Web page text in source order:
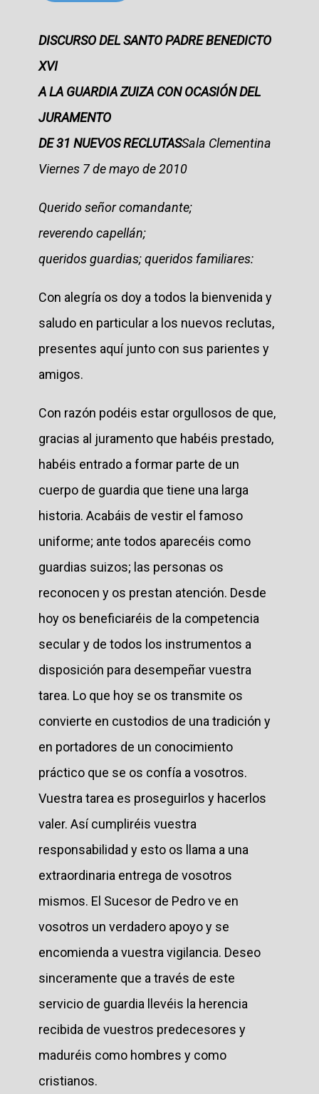
DISCURSO DEL SANTO PADRE BENEDICTO
XVI
A LA GUARDIA ZUIZA CON OCASIÓN DEL
JURAMENTO
DE 31 NUEVOS RECLUTASSala Clementina
Viernes 7 de mayo de 2010
Querido señor comandante;
reverendo capellán;
queridos guardias; queridos familiares:
Con alegría os doy a todos la bienvenida y
saludo en particular a los nuevos reclutas,
presentes aquí junto con sus parientes y
amigos.
Con razón podéis estar orgullosos de que,
gracias al juramento que habéis prestado,
habéis entrado a formar parte de un
cuerpo de guardia que tiene una larga
historia. Acabáis de vestir el famoso
uniforme; ante todos aparecéis como
guardias suizos; las personas os
reconocen y os prestan atención. Desde
hoy os beneficiaréis de la competencia
secular y de todos los instrumentos a
disposición para desempeñar vuestra
tarea. Lo que hoy se os transmite os
convierte en custodios de una tradición y
en portadores de un conocimiento
práctico que se os confía a vosotros.
Vuestra tarea es proseguirlos y hacerlos
valer. Así cumpliréis vuestra
responsabilidad y esto os llama a una
extraordinaria entrega de vosotros
mismos. El Sucesor de Pedro ve en
vosotros un verdadero apoyo y se
encomienda a vuestra vigilancia. Deseo
sinceramente que a través de este
servicio de guardia llevéis la herencia
recibida de vuestros predecesores y
maduréis como hombres y como
cristianos.